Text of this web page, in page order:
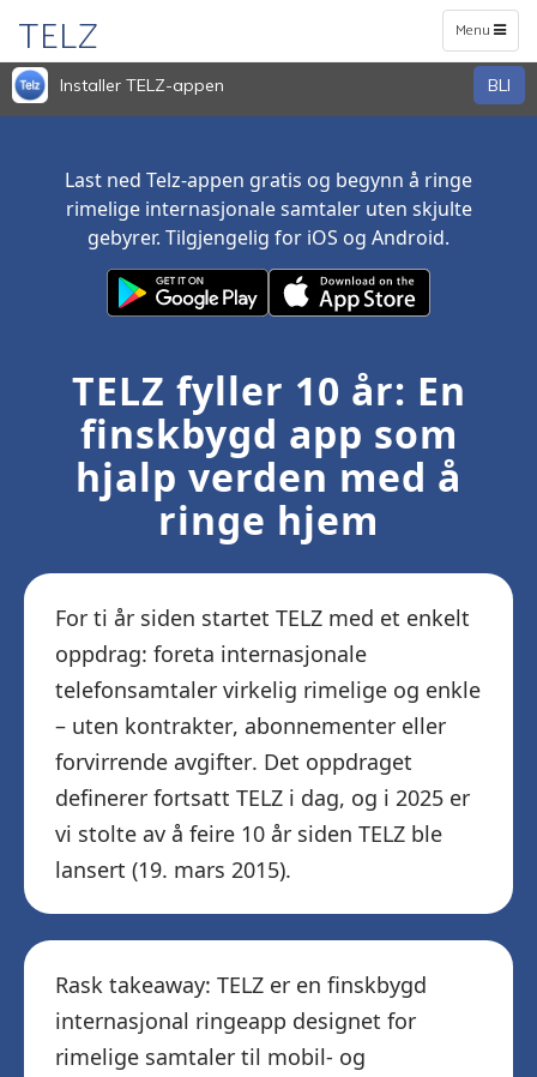
Toggle
navigation
Menu
TELZ
Installer TELZ-appen BLI
Last ned Telz-appen gratis og begynn å ringe
rimelige internasjonale samtaler uten skjulte
gebyrer. Tilgjengelig for iOS og Android.
TELZ fyller 10 år: En
finskbygd app som
hjalp verden med å
ringe hjem
For ti år siden startet TELZ med et enkelt
oppdrag: foreta internasjonale
telefonsamtaler virkelig rimelige og enkle
– uten kontrakter, abonnementer eller
forvirrende avgifter. Det oppdraget
definerer fortsatt TELZ i dag, og i 2025 er
vi stolte av å feire 10 år siden TELZ ble
lansert (19. mars 2015).
Rask takeaway: TELZ er en finskbygd
internasjonal ringeapp designet for
rimelige samtaler til mobil- og